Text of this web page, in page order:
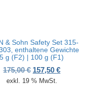
195,00 €
ist: 175,50 €.
& Sohn Safety Set 315-
enthaltene Gewichte
5 g (F2) | 100 g (F1)
175,00€ Ursprünglicher
157,50€
exkl. 19 % MwSt.